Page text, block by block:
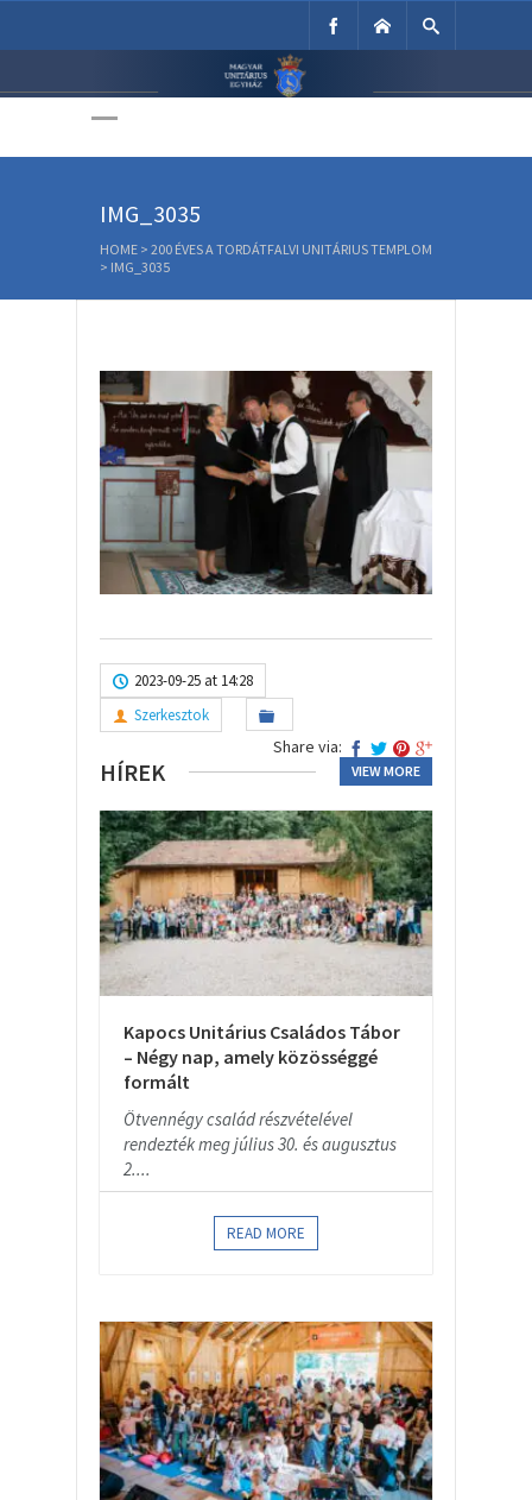
Unitárius Egyház
IMG_3035
HOME > 200 ÉVES A TORDÁTFALVI UNITÁRIUS TEMPLOM
> IMG_3035
2023-09-25 at 14:28
Szerkesztok
Share via:
HÍREK VIEW MORE
Kapocs Unitárius Családos Tábor
– Négy nap, amely közösséggé
formált
Ötvennégy család részvételével
rendezték meg július 30. és augusztus
2....
READ MORE